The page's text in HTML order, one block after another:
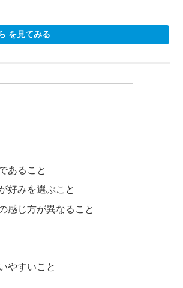
を見てみる
あること
好みを選ぶこと
感じ方が異なること
やすいこと